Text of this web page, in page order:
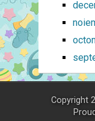
Copyright